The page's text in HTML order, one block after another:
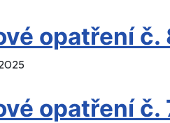
opatření
opatření č.